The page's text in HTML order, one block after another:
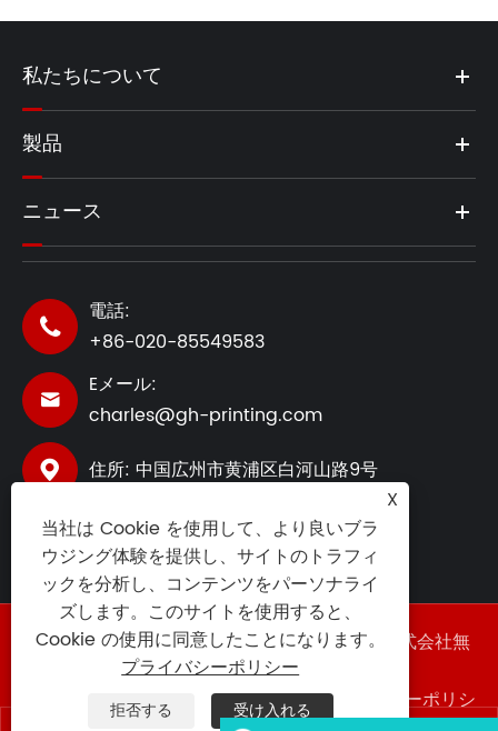
私たちについて
製品
ニュース

電話:
+86-020-85549583

Eメール:
charles@gh-printing.com
 住所: 中国広州市黄浦区白河山路9号
著作権 ©2025 広東香港 (GZ) スマート印刷株式会社無
断転載を禁じます。
Sitemap RSS | XML | プライバシーポリシ
ー |
X
当社は Cookie を使用して、より良いブラ
ウジング体験を提供し、サイトのトラフィ
ックを分析し、コンテンツをパーソナライ
ズします。このサイトを使用すると、
Cookie の使用に同意したことになります。
プライバシーポリシー
拒否する 受け入れる